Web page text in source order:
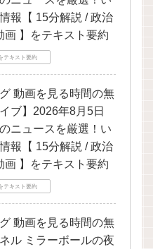
報【 15分解説 / 政治
画 】をテキスト要約
テキスト要約
動画を見る時間の無
ブ】2026年8月5日
ニュースを厳選！い
報【 15分解説 / 政治
画 】をテキスト要約
テキスト要約
動画を見る時間の無
ミラーボールの夜